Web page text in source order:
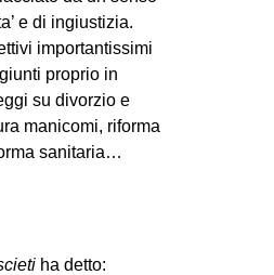
e di ingiustizia.
importantissimi
proprio in
su divorzio e
manicomi, riforma
sanitaria…
ha detto: